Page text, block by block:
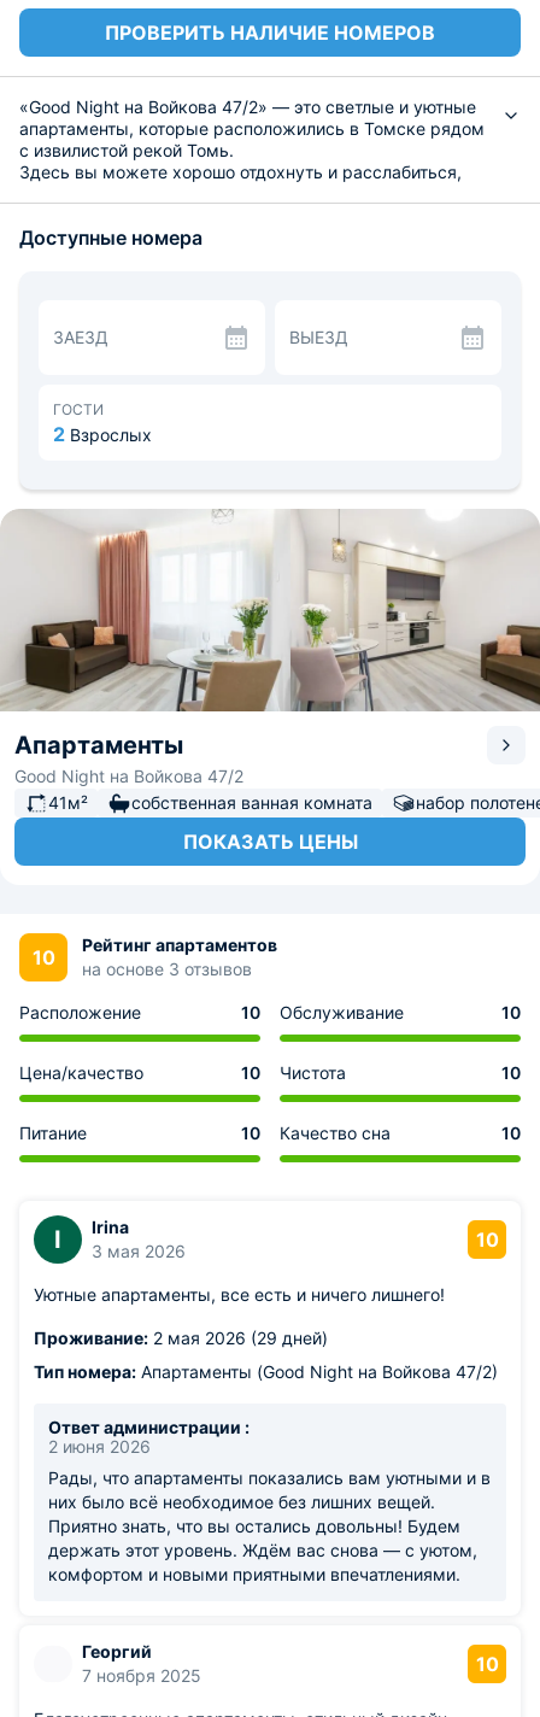
ПРОВЕРИТЬ НАЛИЧИЕ НОМЕРОВ
«Good Night на Войкова 47/2» — это светлые и уютные
апартаменты, которые расположились в Томске рядом
с извилистой рекой Томь.
Здесь вы можете хорошо отдохнуть и расслабиться,
шторы, прикроватные светильники, просторная лоджия
Стильная кухня укомплектована необходимой техникой
для самостоятельного приготовления еды, в том числе
На досуге можно прогуляться до памятника
деревянного зодчества, Купеческого сквера, берёзовой
до аэропорта — 20,9 км.
Доступные номера
ЗАЕЗД ВЫЕЗД
ГОСТИ
2 Взрослых
Апартаменты
Good Night на Войкова 47/2
41м²
собственная ванная комната набор
ПОКАЗАТЬ ЦЕНЫ
10
Рейтинг апартаментов
на основе 3 отзывов
Расположение 10 Обслуживание 10
Цена/качество 10 Чистота 10
Питание 10 Качество сна 10
I
Irina
3 мая 2026
10
Уютные апартаменты, все есть и ничего лишнего!
Проживание: 2 мая 2026 (29 дней)
Тип номера: Апартаменты (Good Night на Войкова 47/2)
Ответ администрации :
2 июня 2026
Рады, что апартаменты показались вам уютными и в
них было всё необходимое без лишних вещей.
Приятно знать, что вы остались довольны! Будем
держать этот уровень. Ждём вас снова — с уютом,
комфортом и новыми приятными впечатлениями.
Георгий
7 ноября 2025
10